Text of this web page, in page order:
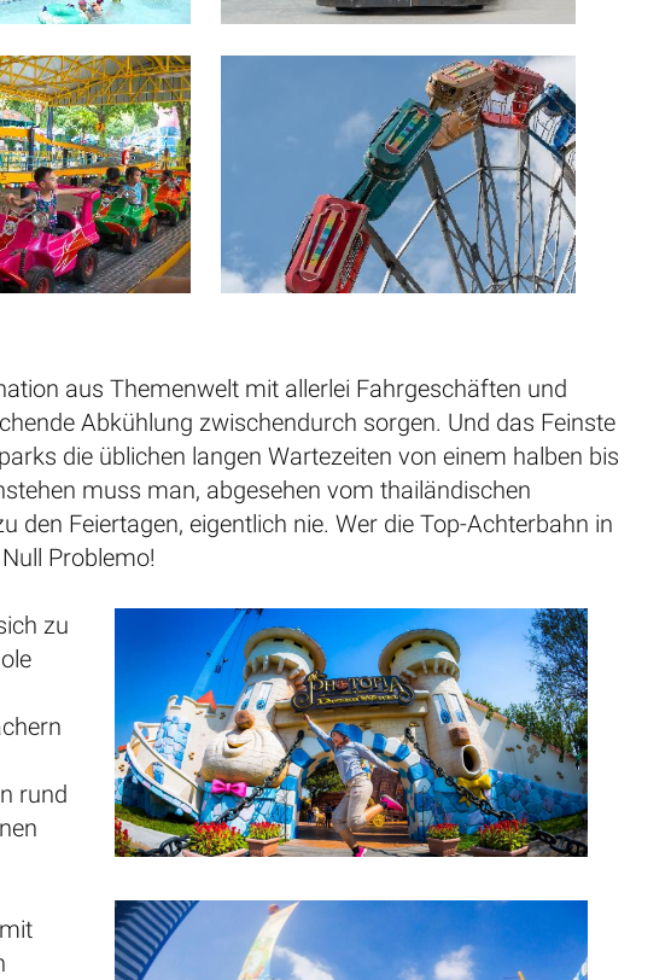
aus Themenwelt mit allerlei Fahrgeschäften und
Abkühlung zwischendurch sorgen. Und das Feinste
die üblichen langen Wartezeiten von einem halben bis
muss man, abgesehen vom thailändischen
den Feiertagen, eigentlich nie. Wer die Top-Achterbahn in
Problemo!
zu
rund
mit